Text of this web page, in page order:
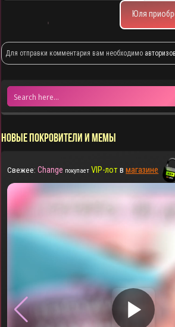
Юля
Для отправки комментария вам необходимо
НОВЫЕ ПОКРОВИТЕЛИ И МЕМЫ
Свежее: Change покупает VIP-лотвмагазине
▶